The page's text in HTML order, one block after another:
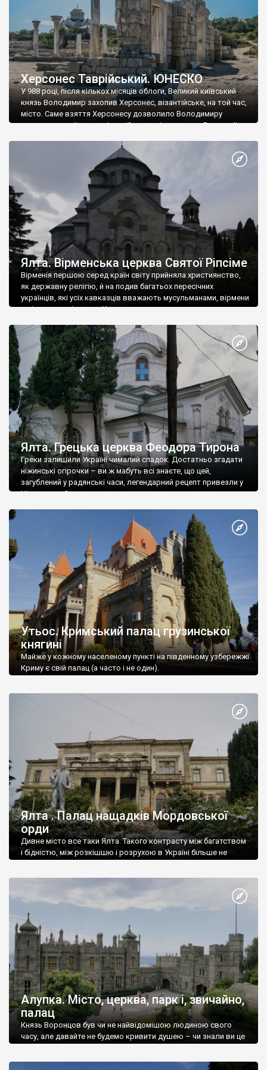
Херсонес Таврійський. ЮНЕСКО
У 988 році, після кількох місяців облоги, Великий київський
князь Володимир захопив Херсонес, візантійське, на той час,
місто. Саме взяття Херсонесу дозволило Володимиру
диктувати свої умови візантійському імператору Василю ІІ, та
Херсонесі Володимир-язичник, став Василем-християнином.
А потім було Хрещення Русі. На честь Херсонесу Таврійського
Ялта. Вірменська церква Святої Ріпсіме
Вірменія першою серед країн світу прийняла християнство,
як державну релігію, й на подив багатьох пересічних
українців, які усіх кавказців вважають мусульманами, вірмени
є відданими вірянами Христа
Ялта. Грецька церква Феодора Тирона
Греки залишили Україні чималий спадок. Достатньо згадати
ніжинські огірочки – ви ж мабуть всі знаєте, що цей,
загублений у радянські часи, легендарний рецепт привезли у
Ніжин греки?
Утьос. Кримський палац грузинської
княгині
Майже у кожному населеному пункті на південному узбережжі
Криму є свій палац (а часто і не один).
Ялта . Палац нащадків Мордовської
орди
Дивне місто все таки Ялта. Такого контрасту між багатством
і бідністю, між розкішшю і розрухою в Україні більше не
Алупка. Місто, церква, парк і, звичайно,
палац
Князь Воронцов був чи не найвідомішою людиною свого
часу, але давайте не будемо кривити душею – чи знали ви це